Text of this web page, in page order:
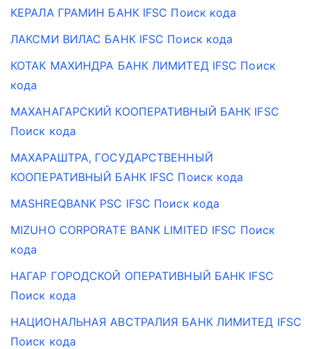
КЕРАЛА ГРАМИН БАНК IFSC Поиск кода
ЛАКСМИ ВИЛАС БАНК IFSC Поиск кода
КОТАК МАХИНДРА БАНК ЛИМИТЕД IFSC Поиск
кода
МАХАНАГАРСКИЙ КООПЕРАТИВНЫЙ БАНК IFSC
Поиск кода
МАХАРАШТРА, ГОСУДАРСТВЕННЫЙ
КООПЕРАТИВНЫЙ БАНК IFSC Поиск кода
MASHREQBANK PSC IFSC Поиск кода
MIZUHO CORPORATE BANK LIMITED IFSC Поиск
кода
НАГАР ГОРОДСКОЙ ОПЕРАТИВНЫЙ БАНК IFSC
Поиск кода
НАЦИОНАЛЬНАЯ АВСТРАЛИЯ БАНК ЛИМИТЕД IFSC
Поиск кода